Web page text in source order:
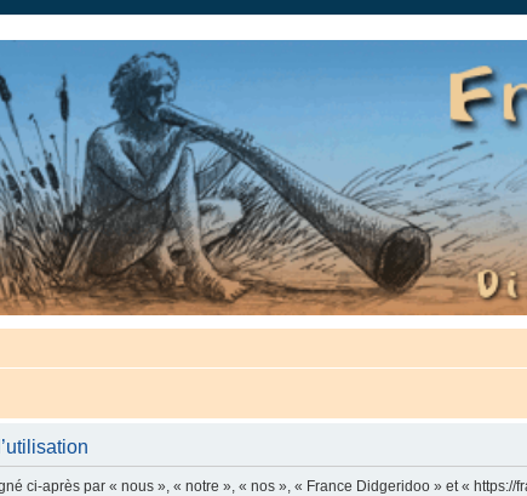
retrouvez la communauté.
ci-après par « nous », « notre », « nos », « France Didgeridoo » et «